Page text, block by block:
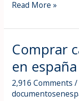
Read More »
Comprar
en
2,916 Comments /
Comprar
carnet
de
conducir
en